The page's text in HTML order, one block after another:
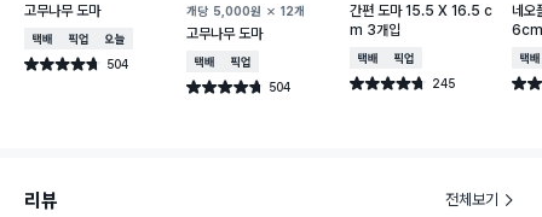
고무나무 도마
택배배송매장픽업오늘배송
별점 4.7점 504
건 작성
개당 5,000원 12개
고무나무 도마
택배배송매장픽업
별점 4.7점 504
건 작성
간편 도마 15.5 X 16.5 c
m 3개입
택배배송매장픽업
별점 4.7점 245
건 작성
네오
택배
별점
리뷰 전체보기